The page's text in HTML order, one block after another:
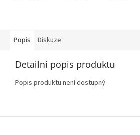
Popis Diskuze
Detailní popis produktu
Popis produktu není dostupný
Z